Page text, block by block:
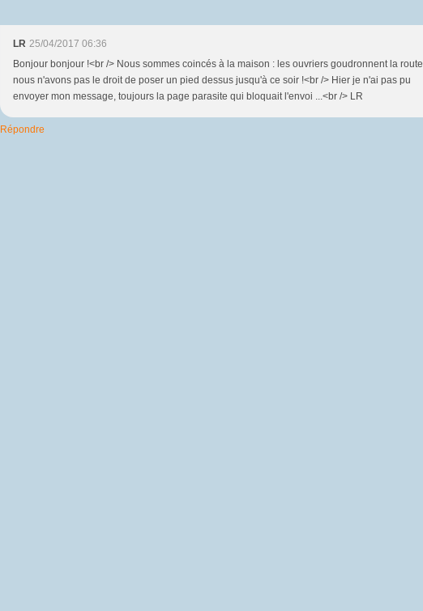
LR 25/04/2017 06:36
Bonjour bonjour !<br /> Nous sommes coincés à la maison : les ouvriers goudronnent la route,
nous n'avons pas le droit de poser un pied dessus jusqu'à ce soir !<br /> Hier je n'ai pas pu
envoyer mon message, toujours la page parasite qui bloquait l'envoi ...<br /> LR
Répondre